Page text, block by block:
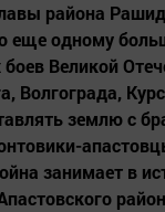
района
еще одному
Великой
Волгограда,
землю с
занимает в